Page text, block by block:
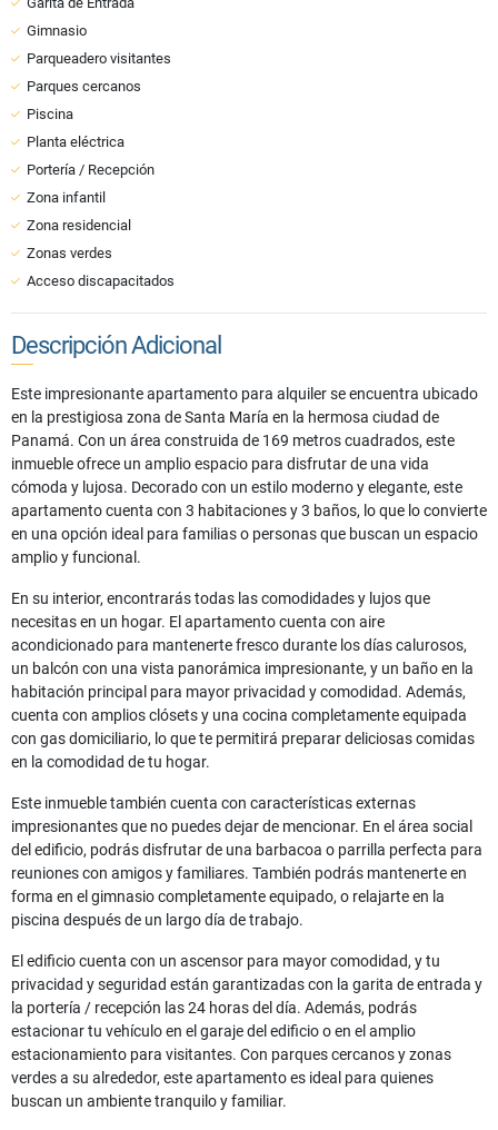
Gimnasio
Parqueadero visitantes
Parques cercanos
Piscina
Planta eléctrica
Portería / Recepción
Zona infantil
Zona residencial
Zonas verdes
Acceso discapacitados
Descripción Adicional
Este impresionante apartamento para alquiler se encuentra ubicado
en la prestigiosa zona de Santa María en la hermosa ciudad de
Panamá. Con un área construida de 169 metros cuadrados, este
inmueble ofrece un amplio espacio para disfrutar de una vida
cómoda y lujosa. Decorado con un estilo moderno y elegante, este
apartamento cuenta con 3 habitaciones y 3 baños, lo que lo convierte
en una opción ideal para familias o personas que buscan un espacio
amplio y funcional.
En su interior, encontrarás todas las comodidades y lujos que
necesitas en un hogar. El apartamento cuenta con aire
acondicionado para mantenerte fresco durante los días calurosos,
un balcón con una vista panorámica impresionante, y un baño en la
habitación principal para mayor privacidad y comodidad. Además,
cuenta con amplios clósets y una cocina completamente equipada
con gas domiciliario, lo que te permitirá preparar deliciosas comidas
en la comodidad de tu hogar.
Este inmueble también cuenta con características externas
impresionantes que no puedes dejar de mencionar. En el área social
del edificio, podrás disfrutar de una barbacoa o parrilla perfecta para
reuniones con amigos y familiares. También podrás mantenerte en
forma en el gimnasio completamente equipado, o relajarte en la
piscina después de un largo día de trabajo.
El edificio cuenta con un ascensor para mayor comodidad, y tu
privacidad y seguridad están garantizadas con la garita de entrada y
la portería / recepción las 24 horas del día. Además, podrás
estacionar tu vehículo en el garaje del edificio o en el amplio
estacionamiento para visitantes. Con parques cercanos y zonas
verdes a su alrededor, este apartamento es ideal para quienes
buscan un ambiente tranquilo y familiar.